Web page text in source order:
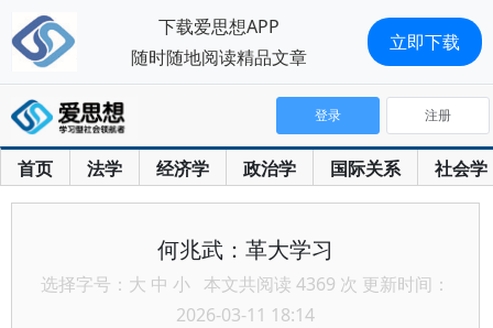
首页 法学 经济学 政治学 国际关系 社会学
登录 注册
何兆武：革大学习
选择字号： 大 中 小 本文共阅读 4369 次 更新时间：
2026-03-11 18:14
下载爱思想APP
随时随地阅读精品文章
立即下载